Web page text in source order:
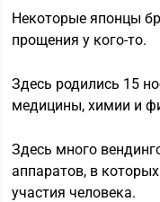
Некоторые японцы
прощения у кого-то.
Здесь родились 15
медицины, химии и
Здесь много
аппаратов, в
участия человека.